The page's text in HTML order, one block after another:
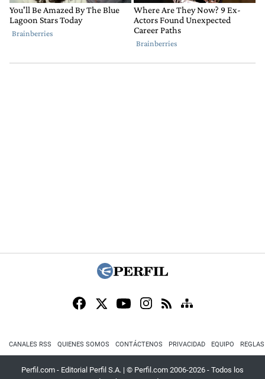
CANALES RSS QUIENES SOMOS CONTÁCTENOS PRIVACIDAD EQUIPO
Perfil.com - Editorial Perfil S.A. | © Perfil.com 2006-2026 - Todos los